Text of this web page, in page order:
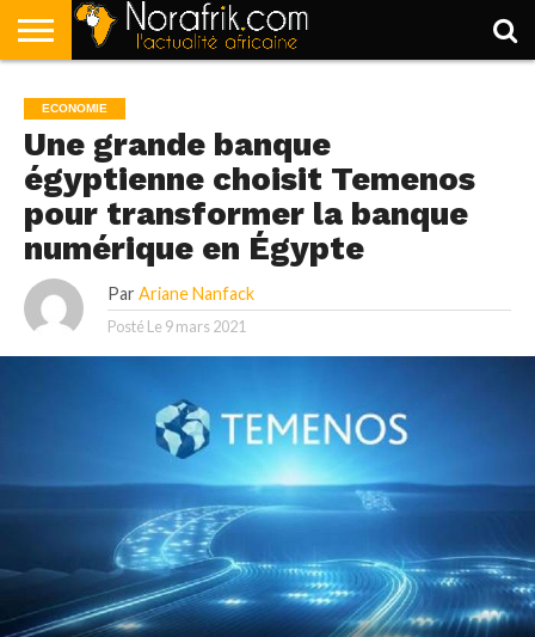
POLITIQUE
SOCIÉTÉ
ECONOMIE
SPORT
LIFESTYLE
ECONOMIE
Une grande banque
égyptienne choisit Temenos
pour transformer la banque
numérique en Égypte
Par Ariane Nanfack
Posté Le 9 mars 2021